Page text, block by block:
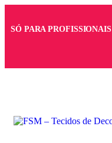
SÓ PARA PROFISSIONAIS